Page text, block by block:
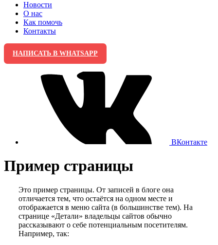
Новости
О нас
Как помочь
Контакты
НАПИСАТЬ В WHATSAPP
ВКонтакте
Пример страницы
Это пример страницы. От записей в блоге она
отличается тем, что остаётся на одном месте и
отображается в меню сайта (в большинстве тем). На
странице «Детали» владельцы сайтов обычно
рассказывают о себе потенциальным посетителям.
Например, так: